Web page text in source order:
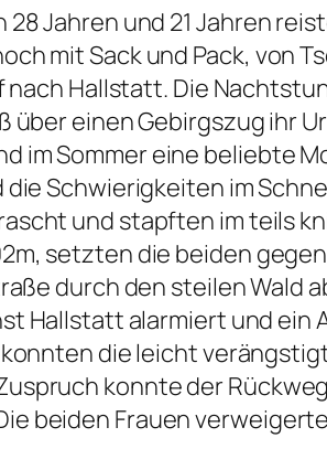
Jahren und 21 Jahren
mit Sack und Pack, von
Hallstatt. Die
einen Gebirgszug ihr
im Sommer eine beliebte
Schwierigkeiten im
und stapften im teils
setzten die beiden
durch den steilen
Hallstatt alarmiert und
die leicht
konnte der
beiden Frauen